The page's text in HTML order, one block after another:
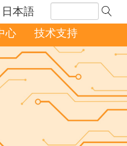
日本語
心 技术支持